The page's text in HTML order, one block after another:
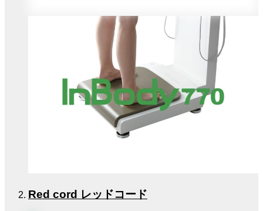
Red cord レッドコード